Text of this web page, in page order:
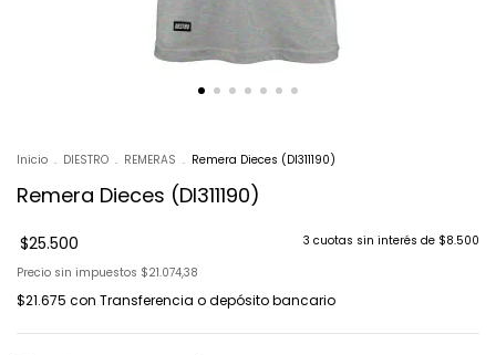
Inicio . DIESTRO . REMERAS . Remera Dieces (DI311190)
Remera Dieces (DI311190)
$25.500 3 cuotas sin interés de $8.500
Precio sin impuestos $21.074,38
$21.675 con Transferencia o depósito bancario